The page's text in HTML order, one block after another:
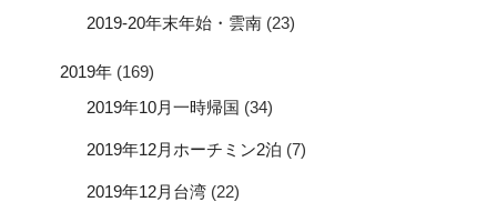
2019-20年末年始・雲南 (23)
2019年 (169)
2019年10月一時帰国 (34)
2019年12月ホーチミン2泊 (7)
2019年12月台湾 (22)